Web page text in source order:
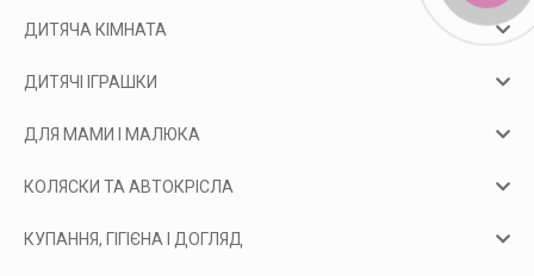
ДИТЯЧА КІМНАТА
ДИТЯЧІ ІГРАШКИ
ДЛЯ МАМИ І МАЛЮКА
КОЛЯСКИ ТА АВТОКРІСЛА
КУПАННЯ, ГІГІЄНА І ДОГЛЯД